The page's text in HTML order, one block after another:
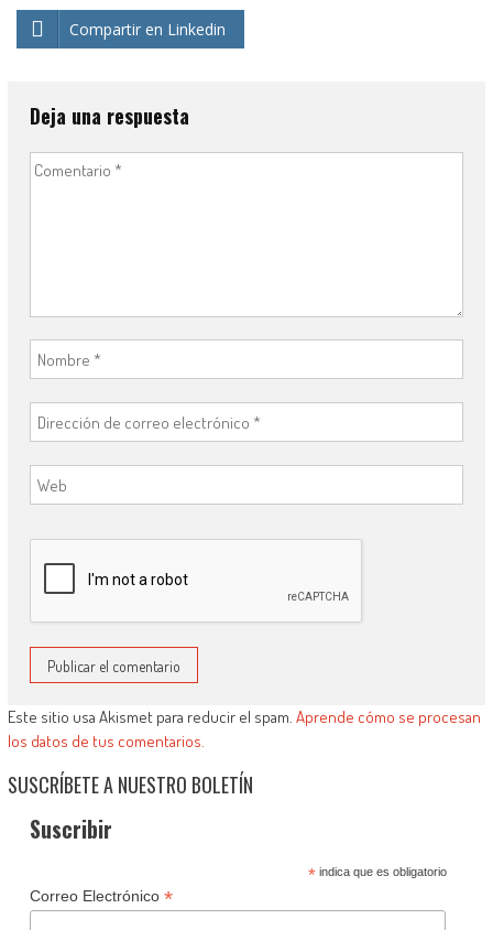
Compartir en Linkedin
Deja una respuesta
Este sitio usa Akismet para reducir el spam. Aprende cómo se procesan
los datos de tus comentarios.
SUSCRÍBETE A NUESTRO BOLETÍN
Suscribir
*indica que es obligatorio
Correo Electrónico *